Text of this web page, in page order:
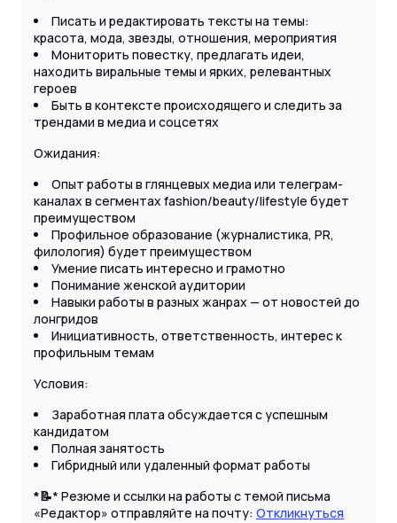
Писать и редактировать тексты на темы:
красота, мода, звезды, отношения, мероприятия
Мониторить повестку, предлагать идеи,
находить виральные темы и ярких, релевантных
героев
Быть в контексте происходящего и следить за
трендами в медиа и соцсетях
Ожидания:
Опыт работы в глянцевых медиа или телеграм-
каналах в сегментах fashion/beauty/lifestyle будет
преимуществом
Профильное образование (журналистика, PR,
филология) будет преимуществом
Умение писать интересно и грамотно
Понимание женской аудитории
Навыки работы в разных жанрах — от новостей до
лонгридов
Инициативность, ответственность, интерес к
профильным темам
Условия:
Заработная плата обсуждается с успешным
кандидатом
Полная занятость
Гибридный или удаленный формат работы
*📝* Резюме и ссылки на работы с темой письма
«Редактор» отправляйте на почту: Откликнуться